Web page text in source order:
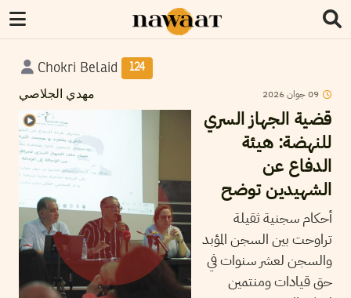
Chokri Belaid 124
مهدي الجلاصي 09جوان2026
قضية الجهاز السري
للنهضة: هيئة
الدفاع عن
الشهيدين توضح
أحكام سجنية ثقيلة
تراوحت بين السجن المؤبد
والسجن لعشر سنوات في
حق قيادات ومنتمين